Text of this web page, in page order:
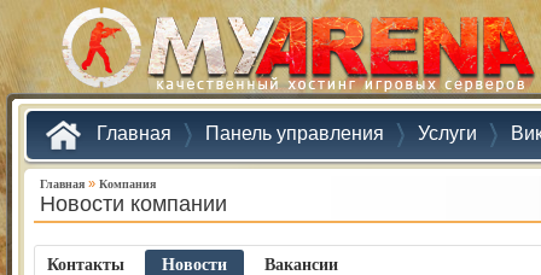
Главная Панель управления Услуги
Главная » Компания
Новости компании
Контакты Новости Ваканcии